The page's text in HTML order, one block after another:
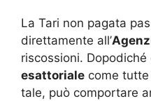
La Tari non pagata
direttamente all’
riscossioni.
esattoriale come
tale, può comportare